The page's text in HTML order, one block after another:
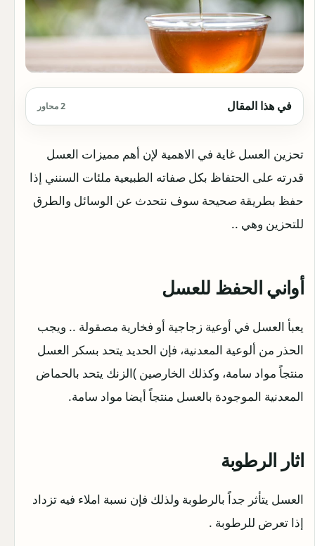
في هذا المقال 2 محاور
تحزين العسل غاية في الاهمية لإن أهم مميزات العسل
قدرته على الحتفاظ بكل صفاته الطبيعية ملئات السنني إذا
حفظ بطريقة صحيحة سوف نتحدث عن الوسائل والطرق
للتحزين وهي ..
أواني الحفظ للعسل
يعبأ العسل في أوعية زجاجية أو فخارية مصقولة .. ويجب
الحذر من ألوعية المعدنية، فإن الحديد يتحد بسكر العسل
منتجاً مواد سامة، وكذلك الخارصين )الزنك يتحد بالحماض
المعدنية الموجودة بالعسل منتجاً أيضا مواد سامة.
اثار الرطوبة
العسل يتأثر جداً بالرطوبة ولذلك فإن نسبة املاء فيه تزداد
إذا تعرض للرطوبة .